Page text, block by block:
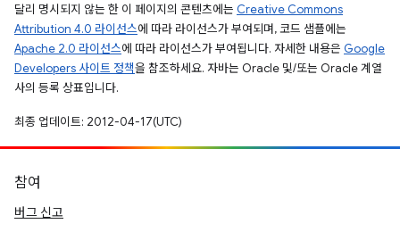
달리 명시되지 않는 한 이 페이지의 콘텐츠에는 Creative Commons
Attribution 4.0 라이선스에 따라 라이선스가 부여되며, 코드 샘플에는
Apache 2.0 라이선스에 따라 라이선스가 부여됩니다. 자세한 내용은 Google
Developers 사이트 정책을 참조하세요. 자바는 Oracle 및/또는 Oracle 계열
사의 등록 상표입니다.
최종 업데이트: 2012-04-17(UTC)
참여
버그 신고